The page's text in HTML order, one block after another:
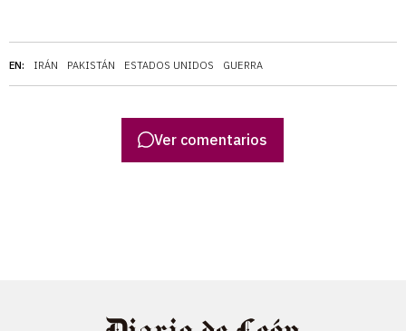
EN: IRÁN PAKISTÁN ESTADOS UNIDOS GUERRA
Ver comentarios